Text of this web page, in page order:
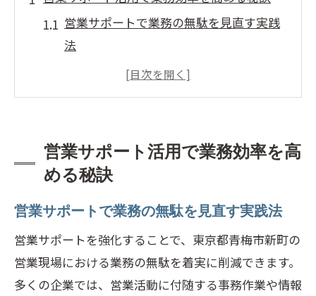
営業サポートで業務の無駄を見直す実践
法
営業サポートが現場のコミュニケーショ
ンを円滑化
イント
チームで活かす営業サポートの導入効果
現
青梅市新町の営業現場におけるワークフロー
見直し術
営業サポートが支えるワークフロー見直
営業サポート活用で業務効率を高
める秘訣
営業サポートで業務の無駄を見直す実践法
営業サポートを強化することで、東京都青梅市新町の
営業現場における業務の無駄を着実に削減できます。
多くの企業では、営業活動に付随する事務作業や情報